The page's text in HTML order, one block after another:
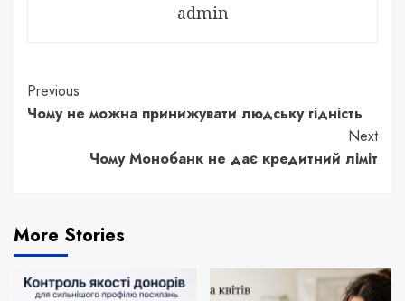
admin
Continue
Reading
Previous
Чому не можна принижувати людську гідність
Next
Чому Монобанк не дає кредитний ліміт
More Stories